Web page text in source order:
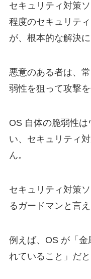
セキュリティ対策
程度のセキュリテ
が、根本的な解決に
悪意のある者は、
弱性を狙って攻撃
OS 自体の脆弱性
い、セキュリティ
ん。
セキュリティ対策
るガードマンと言え
例えば、OS が「
れていること」だと